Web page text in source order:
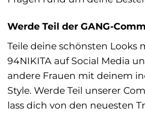
Werde Teil der GANG-
Teile deine schönsten Looks
94NIKITA auf Social Media
andere Frauen mit deinem
Style. Werde Teil unserer
lass dich von den neuesten